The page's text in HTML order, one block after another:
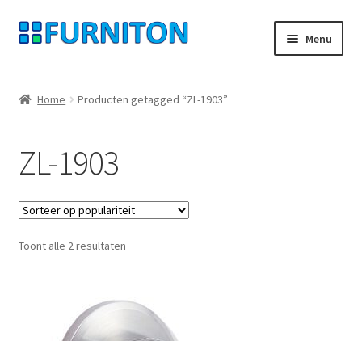
Ga
door
navigatie
Ga
naar
inhoud
Menu
Gegevensbescherming
Herroepingsrecht
Neem contact op met
Home Producten getagged “ZL-1903”
ZL-1903
Toont alle 2 resultatenGesorteerd